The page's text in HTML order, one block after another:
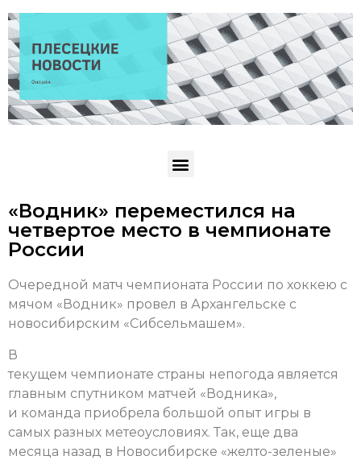
«Водник» переместился на
четвертое место в чемпионате
России
Очередной матч чемпионата России по хоккею с
мячом «Водник» провел в Архангельске с
новосибирским «Сибсельмашем».
В
текущем чемпионате страны непогода является
главным спутником матчей «Водника»,
и команда приобрела большой опыт игры в
самых разных метеоусловиях. Так, еще два
месяца назад в Новосибирске «желто-зеленые»